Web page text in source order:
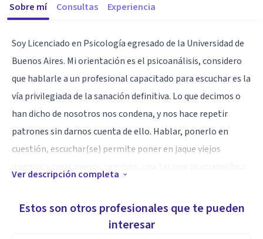
Sobre mí Consultas Experiencia
Soy Licenciado en Psicología egresado de la Universidad de
Buenos Aires. Mi orientación es el psicoanálisis, considero
que hablarle a un profesional capacitado para escuchar es la
vía privilegiada de la sanación definitiva. Lo que decimos o
han dicho de nosotros nos condena, y nos hace repetir
patrones sin darnos cuenta de ello. Hablar, ponerlo en
cuestión, escuchar(se) permite poner en jaque viejos
nos hará que actuemos en consecuencia de ello.
Ver descripción completa
Estos son otros profesionales que te pueden
interesar